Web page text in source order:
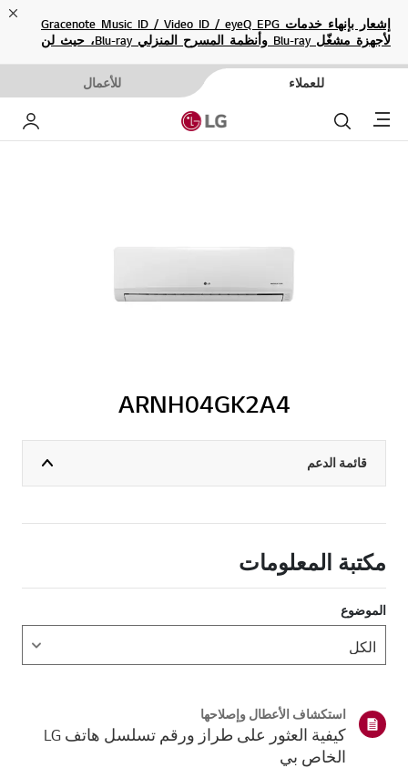
إشعار بإنهاء خدمات Gracenote Music ID / Video ID / eyeQ EPG
لأجهزة مشغّل Blu-ray وأنظمة المسرح المنزلي Blu-ray، حيث لن
للعملاء للأعمال
Menu بحث
ARNH04GK2A4
قائمة الدعم
مكتبة المعلومات
الموضوع
استكشاف الأعطال وإصلاحها
كيفية العثور على طراز ورقم تسلسل هاتف LG
الخاص بي